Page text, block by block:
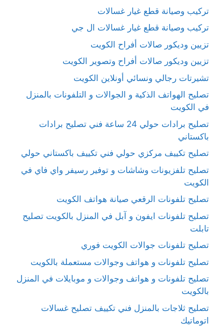
تركيب وصيانة قطع غيار غسالات
تركيب وصيانة قطع غيار غسالات ال جي
تزيين وديكور صالات أفراح الكويت
تزيين وديكور صالات أفراح وتصوير الكويت
تشيرتات رجالي ونسائي أونلاين الكويت
تصليح الهواتف الذكية و الجوالات و التلفونات بالمنزل
في الكويت
تصليح برادات حولي 24 ساعة فني تصليح برادات
باكستاني
تصليح تكييف مركزي حولي فني تكييف باكستاني حولي
تصليح تلفزيونات وشاشات و توفير رسيفر واي فاي في
الكويت
تصليح تلفونات الرقعي صيانة هواتف الكويت
تصليح تلفونات ايفون و آبل في المنزل بالكويت تصليح
تابلت
تصليح تلفونات جوالات الكويت فوري
تصليح تلفونات و هواتف وجوالات مستعملة بالكويت
تصليح تلفونات و هواتف وجوالات و موبايلات في المنزل
بالكويت
تصليح ثلاجات بالمنزل فني تكييف تصليح غسالات
اتوماتيك